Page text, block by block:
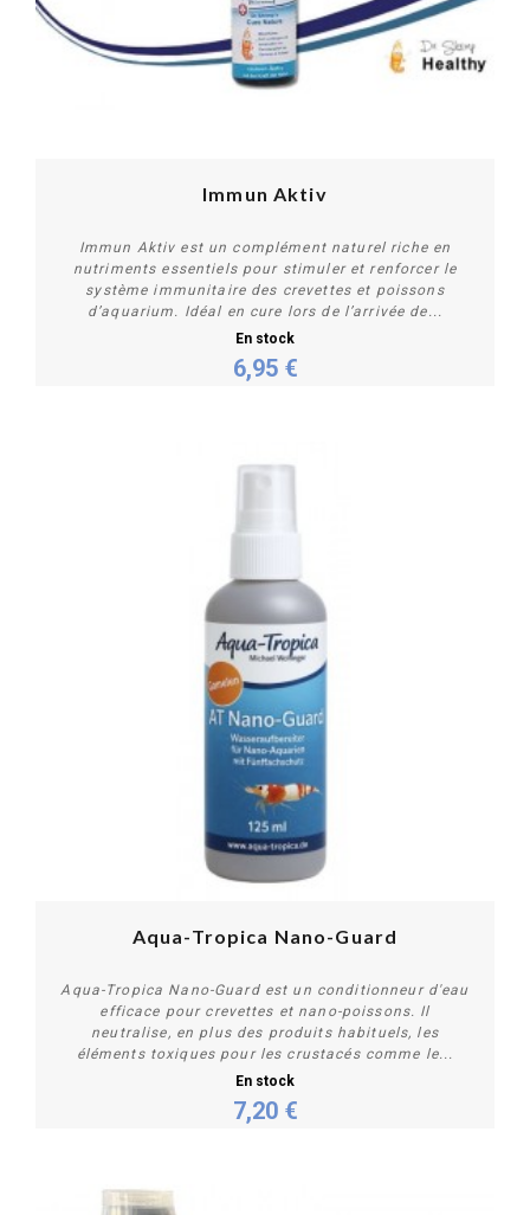
Acheter
Immun Aktiv
Immun Aktiv est un complément naturel riche en
nutriments essentiels pour stimuler et renforcer le
système immunitaire des crevettes et poissons
d’aquarium. Idéal en cure lors de l’arrivée de...
En stock
6,95 €
Personnaliser
Aqua-Tropica Nano-Guard
Aqua-Tropica Nano-Guard est un conditionneur d'eau
efficace pour crevettes et nano-poissons. Il
neutralise, en plus des produits habituels, les
éléments toxiques pour les crustacés comme le...
En stock
7,20 €